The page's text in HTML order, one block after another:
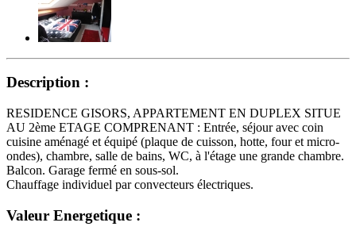
Description :
RESIDENCE GISORS, APPARTEMENT EN DUPLEX SITUE
AU 2ème ETAGE COMPRENANT : Entrée, séjour avec coin
cuisine aménagé et équipé (plaque de cuisson, hotte, four et micro-
ondes), chambre, salle de bains, WC, à l'étage une grande chambre.
Balcon. Garage fermé en sous-sol.
Chauffage individuel par convecteurs électriques.
Valeur Energetique :